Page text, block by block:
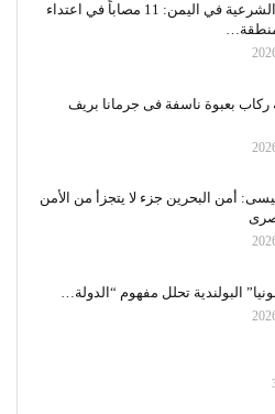
تحالف دعم الشرعية في اليمن: 11 مصاباً في اعتداء
ركاب بعبوة ناسفة فى جرمانا بريف
أمن البحرين جزء لا يتجزأ من الأمن
البولندية تحلل مفهوم “الدولة…